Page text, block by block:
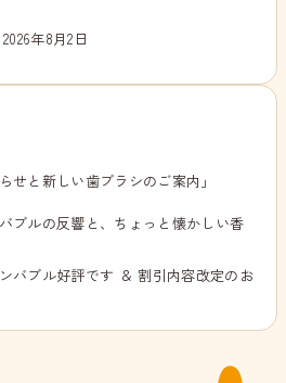
年8月2日
せと新しい歯ブラシのご案内」
ブルの反響と、ちょっと懐かしい香
バブル好評です ＆ 割引内容改定のお